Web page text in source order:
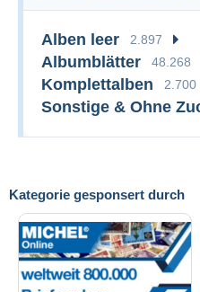
Kategorie gesponsert durch
Alben leer 2.897
Albumblätter 48.268
Komplettalben 2.700
Sonstige & Ohne